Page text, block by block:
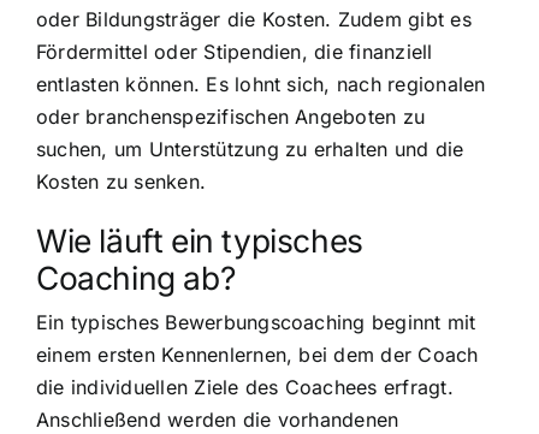
oder Bildungsträger die Kosten. Zudem gibt es
Fördermittel oder Stipendien, die finanziell
entlasten können. Es lohnt sich, nach regionalen
oder branchenspezifischen Angeboten zu
suchen, um Unterstützung zu erhalten und die
Kosten zu senken.
Wie läuft ein typisches
Coaching ab?
Ein typisches Bewerbungscoaching beginnt mit
einem ersten Kennenlernen, bei dem der Coach
die individuellen Ziele des Coachees erfragt.
Anschließend werden die vorhandenen